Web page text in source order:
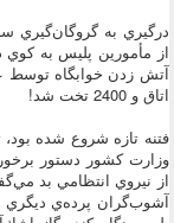
اتاق و 2400 تخت شد!
فتنه تازه شروع شده
وزارت كشور دستور
از نيروي انتظامي بد
آشوب‌گران پرده‌ي ديگري